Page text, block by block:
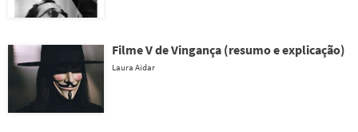
Filme V de Vingança (resumo e explicação)
Laura Aidar